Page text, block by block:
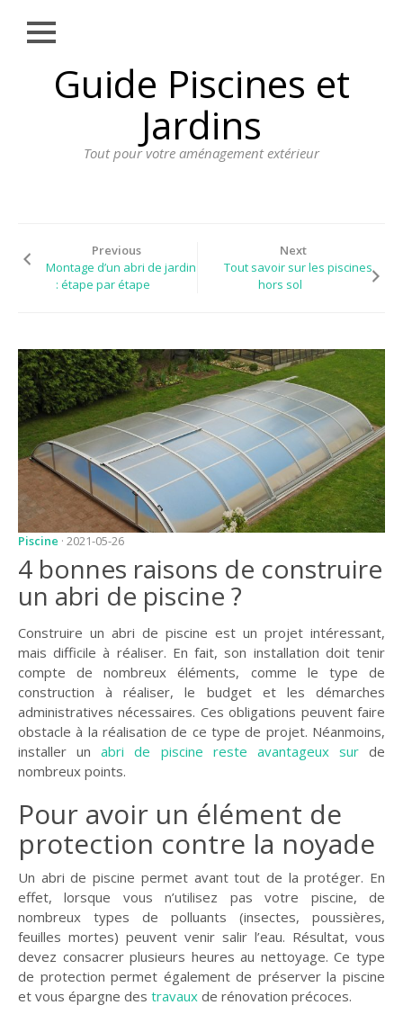
Guide Piscines et
Jardins
Tout pour votre aménagement extérieur
Close
AMÉNAGEMENT
EXTÉRIEUR
PLANTATIONS
REVÊTEMENT
TERRASSE
DOSSIER
JARDIN
CONSEILS ET
ASTUCES
GUIDES
JARDIN
ENTRETIEN
PISCINE
ENTRETIEN
PARTENAIRES
LIGNE JARDIN
INFO PAYSAGISTE
GUIDE JARDIN ET
GUIDE JARDIN
ELAGAGE ET
COMPAGNIE
Previous
Montage d’un abri de jardin
: étape par étape
Next
Tout savoir sur les piscines
hors sol
Piscine · 2021-05-26
4 bonnes raisons de construire
un abri de piscine ?
Construire un abri de piscine est un projet intéressant,
mais difficile à réaliser. En fait, son installation doit tenir
compte de nombreux éléments, comme le type de
construction à réaliser, le budget et les démarches
administratives nécessaires. Ces obligations peuvent faire
obstacle à la réalisation de ce type de projet. Néanmoins,
installer unabri de piscine reste avantageux surde
nombreux points.
Pour avoir un élément de
protection contre la noyade
Un abri de piscine permet avant tout de la protéger. En
effet, lorsque vous n’utilisez pas votre piscine, de
nombreux types de polluants (insectes, poussières,
feuilles mortes) peuvent venir salir l’eau. Résultat, vous
devez consacrer plusieurs heures au nettoyage. Ce type
de protection permet également de préserver la piscine
et vous épargne des travauxde rénovation précoces.